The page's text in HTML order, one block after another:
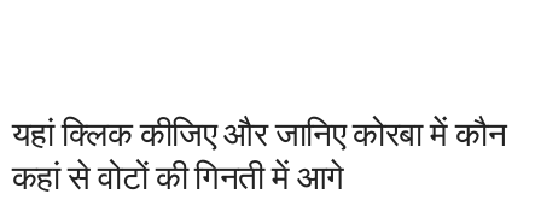
यहां क्लिक कीजिए और जानिए कोरबा में कौन
कहां से वोटों की गिनती में आगे